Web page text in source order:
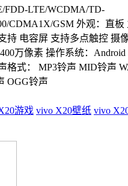
FDD-LTE/WCDMA/TD-
CDMA1X/GSM 外观：直板
持 电容屏 支持多点触控 摄
万像素 操作系统：Android
格式： MP3铃声 MID铃声
OGG铃声
游戏 vivo X20壁纸 vivo